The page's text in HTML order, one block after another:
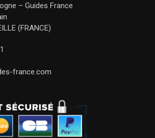
– Guides France
(FRANCE)
france.com